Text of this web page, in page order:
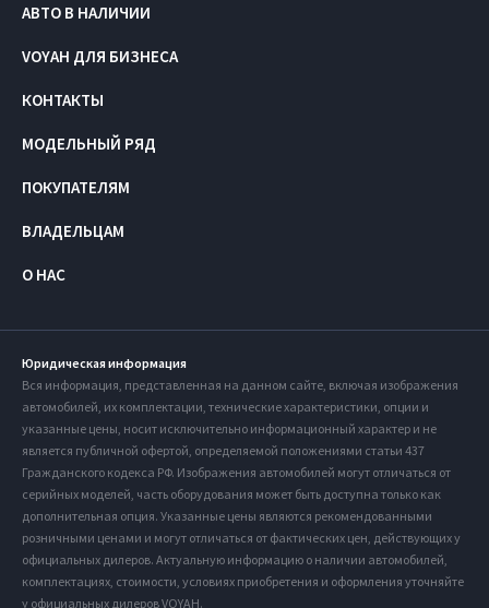
АВТО В НАЛИЧИИ
VOYAH ДЛЯ БИЗНЕСА
КОНТАКТЫ
МОДЕЛЬНЫЙ РЯД
ПОКУПАТЕЛЯМ
ВЛАДЕЛЬЦАМ
О НАС
Юридическая информация
Вся информация, представленная на данном сайте, включая изображения
автомобилей, их комплектации, технические характеристики, опции и
указанные цены, носит исключительно информационный характер и не
является публичной офертой, определяемой положениями статьи 437
Гражданского кодекса РФ. Изображения автомобилей могут отличаться от
серийных моделей, часть оборудования может быть доступна только как
дополнительная опция. Указанные цены являются рекомендованными
розничными ценами и могут отличаться от фактических цен, действующих у
официальных дилеров. Актуальную информацию о наличии автомобилей,
комплектациях, стоимости, условиях приобретения и оформления уточняйте
у официальных дилеров VOYAH.